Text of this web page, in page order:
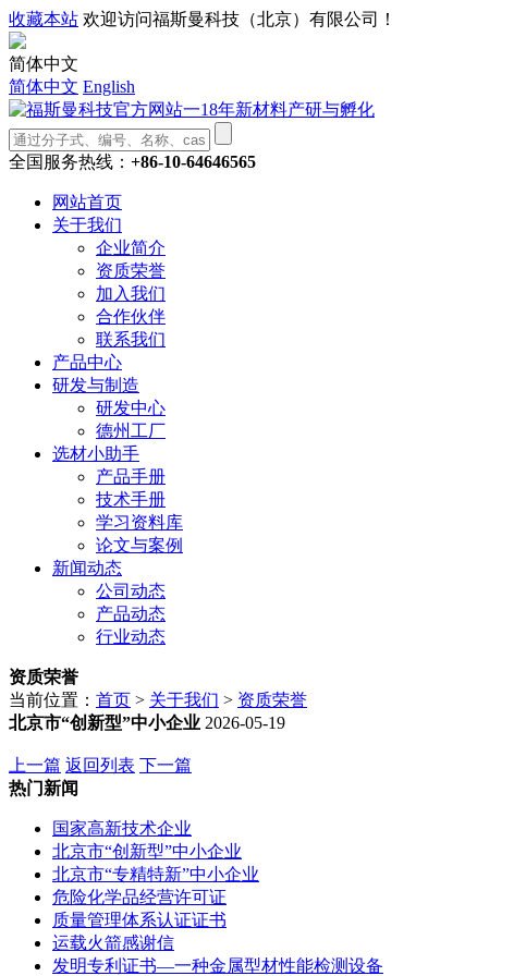
收藏本站 欢迎访问福斯曼科技（北京）有限公司！
简体中文
简体中文 English
全国服务热线： +86-10-64646565
网站首页
关于我们
企业简介
资质荣誉
加入我们
合作伙伴
联系我们
产品中心
研发与制造
研发中心
德州工厂
选材小助手
产品手册
技术手册
学习资料库
论文与案例
新闻动态
公司动态
产品动态
行业动态
资质荣誉
当前位置： 首页 > 关于我们 > 资质荣誉
北京市“创新型”中小企业 2026-05-19
上一篇 返回列表 下一篇
热门新闻
国家高新技术企业
北京市“创新型”中小企业
北京市“专精特新”中小企业
危险化学品经营许可证
质量管理体系认证证书
运载火箭感谢信
发明专利证书—一种金属型材性能检测设备